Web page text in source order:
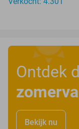
Ontdek
Bekijk nu